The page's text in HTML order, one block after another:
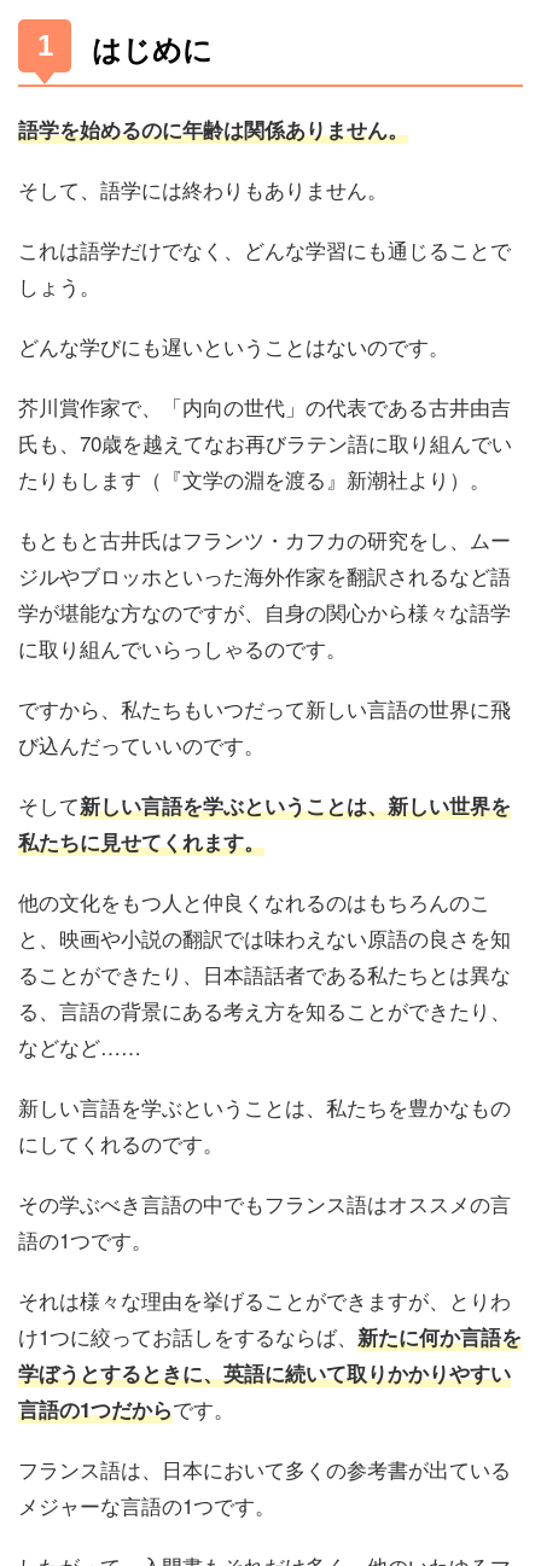
はじめに
語学を始めるのに年齢は関係ありません。
そして、語学には終わりもありません。
これは語学だけでなく、どんな学習にも通じることで
しょう。
どんな学びにも遅いということはないのです。
芥川賞作家で、「内向の世代」の代表である古井由吉
氏も、70歳を越えてなお再びラテン語に取り組んでい
たりもします（『文学の淵を渡る』新潮社より）。
もともと古井氏はフランツ・カフカの研究をし、ムー
ジルやブロッホといった海外作家を翻訳されるなど語
学が堪能な方なのですが、自身の関心から様々な語学
に取り組んでいらっしゃるのです。
ですから、私たちもいつだって新しい言語の世界に飛
び込んだっていいのです。
そして新しい言語を学ぶということは、新しい世界を
私たちに見せてくれます。
他の文化をもつ人と仲良くなれるのはもちろんのこ
と、映画や小説の翻訳では味わえない原語の良さを知
ることができたり、日本語話者である私たちとは異な
る、言語の背景にある考え方を知ることができたり、
などなど……
新しい言語を学ぶということは、私たちを豊かなもの
にしてくれるのです。
その学ぶべき言語の中でもフランス語はオススメの言
語の1つです。
それは様々な理由を挙げることができますが、とりわ
け1つに絞ってお話しをするならば、 新たに何か言語を
学ぼうとするときに、英語に続いて取りかかりやすい
言語の1つだからです。
フランス語は、日本において多くの参考書が出ている
メジャーな言語の1つです。